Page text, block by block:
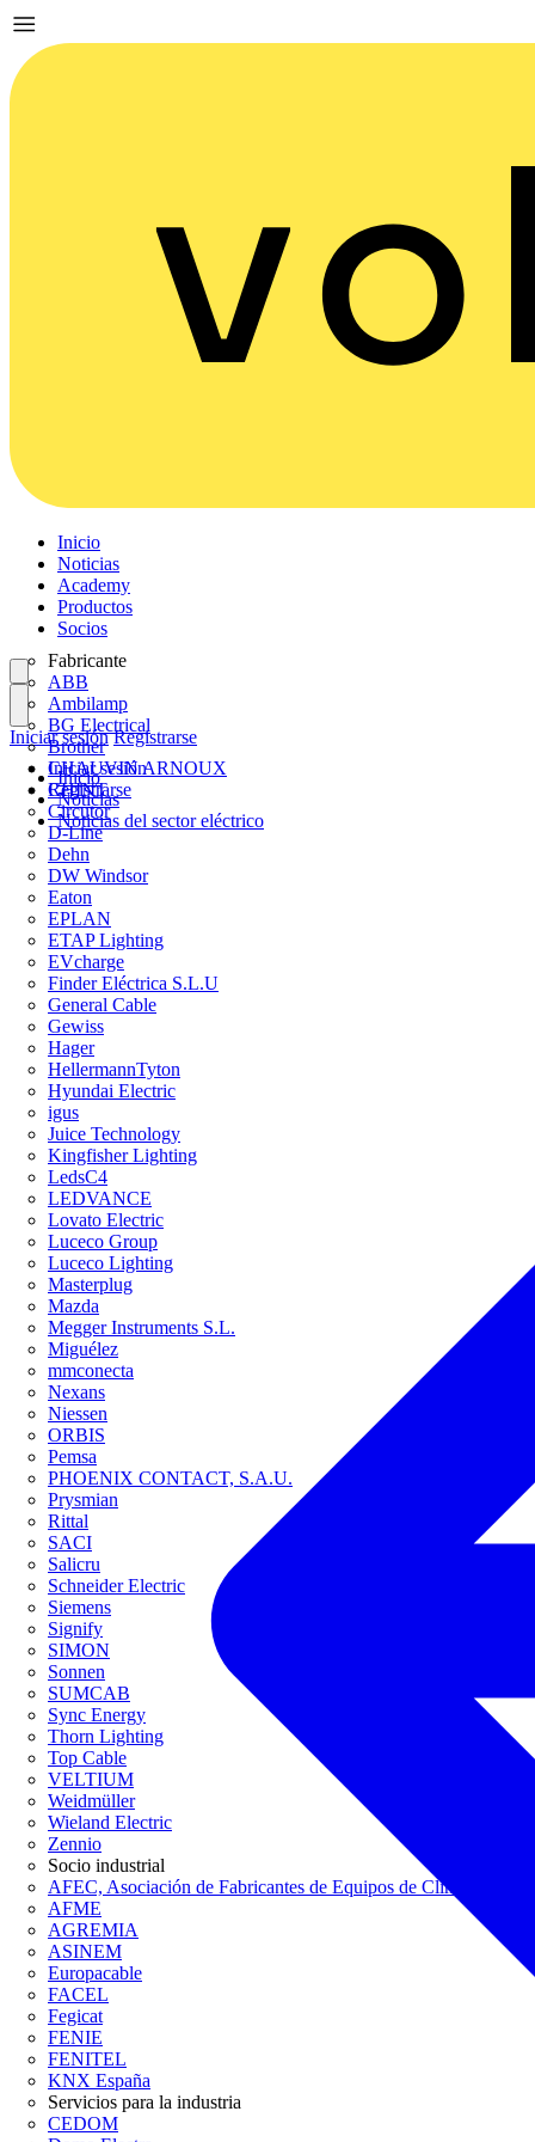
Inicio
Noticias
Academy
Productos
Socios
Fabricante
ABB
Ambilamp
BG Electrical
Brother
CHAUVIN ARNOUX
CHINT
Circutor
D-Line
Dehn
DW Windsor
Eaton
EPLAN
ETAP Lighting
EVcharge
Finder Eléctrica S.L.U
General Cable
Gewiss
Hager
HellermannTyton
Hyundai Electric
igus
Juice Technology
Kingfisher Lighting
LedsC4
LEDVANCE
Lovato Electric
Luceco Group
Luceco Lighting
Masterplug
Mazda
Megger Instruments S.L.
Miguélez
mmconecta
Nexans
Niessen
ORBIS
Pemsa
PHOENIX CONTACT, S.A.U.
Prysmian
Rittal
SACI
Salicru
Schneider Electric
Siemens
Signify
SIMON
Sonnen
SUMCAB
Sync Energy
Thorn Lighting
Top Cable
VELTIUM
Weidmüller
Wieland Electric
Zennio
Socio industrial
AFEC, Asociación de Fabricantes de Equipos de Climatización
AFME
AGREMIA
ASINEM
Europacable
FACEL
Fegicat
FENIE
FENITEL
KNX España
Servicios para la industria
CEDOM
Iniciar sesión
Registrarse
Iniciar sesión Registrarse
Inicio
Noticias
Noticias del sector eléctrico